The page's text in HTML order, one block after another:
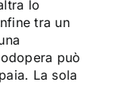
lo
tra un
può
La sola